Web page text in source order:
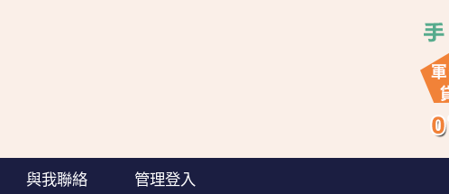
與我聯絡 管理登入